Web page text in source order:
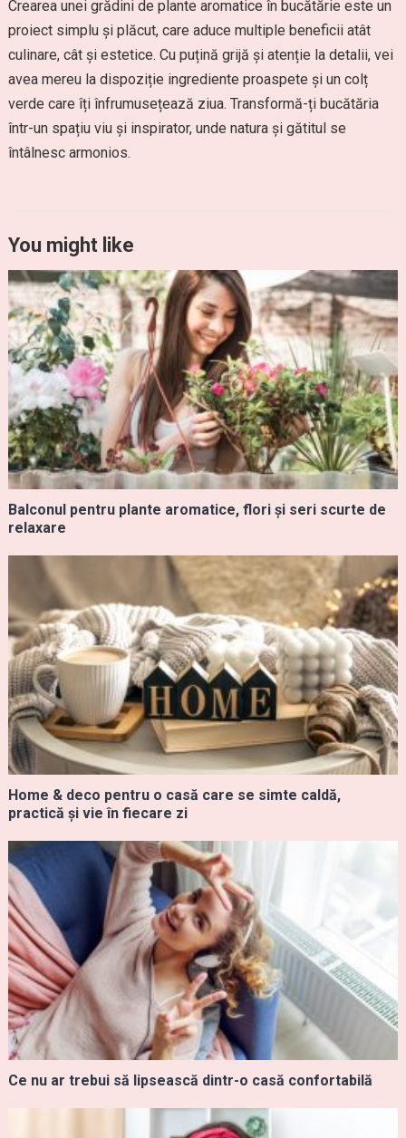
Crearea unei grădini de plante aromatice în bucătărie este un
proiect simplu și plăcut, care aduce multiple beneficii atât
culinare, cât și estetice. Cu puțină grijă și atenție la detalii, vei
avea mereu la dispoziție ingrediente proaspete și un colț
verde care îți înfrumusețează ziua. Transformă-ți bucătăria
într-un spațiu viu și inspirator, unde natura și gătitul se
întâlnesc armonios.
You might like
Balconul pentru plante aromatice, flori și seri scurte de
relaxare
Home & deco pentru o casă care se simte caldă,
practică și vie în fiecare zi
Ce nu ar trebui să lipsească dintr-o casă confortabilă